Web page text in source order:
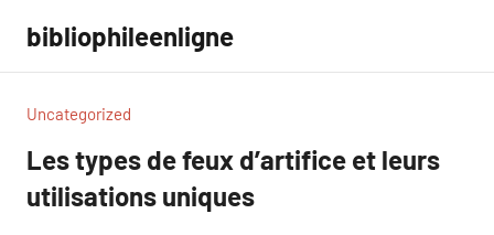
contenu
bibliophileenligne
Uncategorized
Les types de feux d’artifice et leurs
utilisations uniques